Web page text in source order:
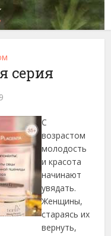
серия
С
возрастом
молодость
и красота
начинают
увядать.
Женщины,
стараясь их
вернуть,